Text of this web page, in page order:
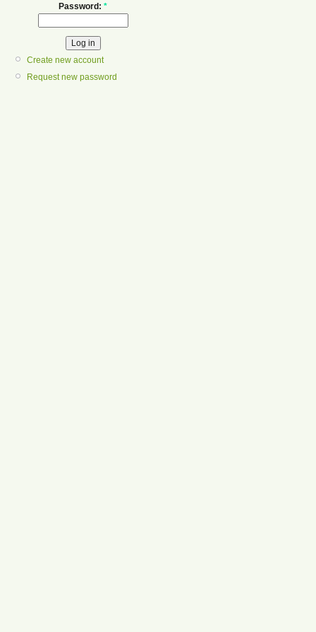
Password: *
Create new account
Request new password